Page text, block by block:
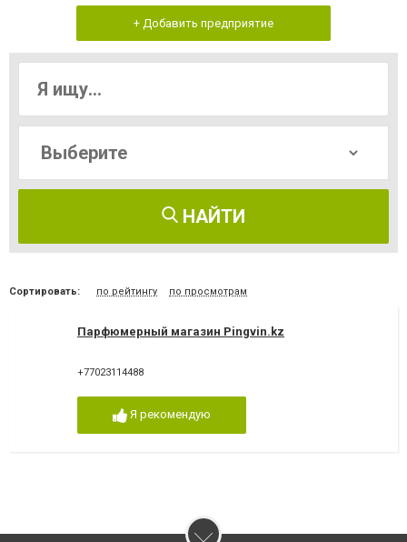
+ Добавить предприятие
НАЙТИ
Сортировать: по рейтингу по просмотрам
Парфюмерный магазин Pingvin.kz
+77023114488
Я рекомендую